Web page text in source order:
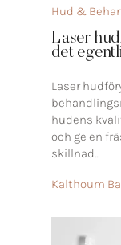
Hud &
Laser
det
Laser
hudens
och ge en
skillnad...
Kalthoum